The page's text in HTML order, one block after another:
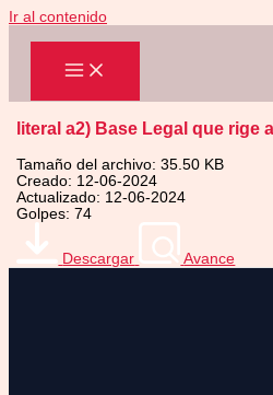
Ir al contenido
literal a2) Base Legal que rige
Tamaño del archivo: 35.50 KB
Creado: 12-06-2024
Actualizado: 12-06-2024
Golpes: 74
Descargar Avance